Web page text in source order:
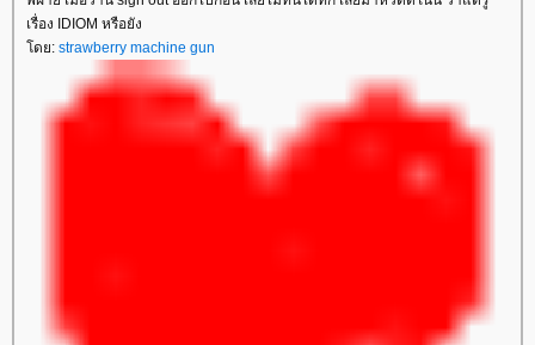
เรื่อง IDIOM หรือยัง
ดย: strawberry machine gun